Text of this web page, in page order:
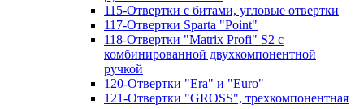
115-Отвертки с битами, угловые отвертки
117-Отвертки Sparta "Point"
118-Отвертки "Matrix Profi" S2 с
комбинированной двухкомпонентной
ручкой
120-Отвертки "Era" и "Euro"
121-Отвертки "GROSS", трехкомпонентная